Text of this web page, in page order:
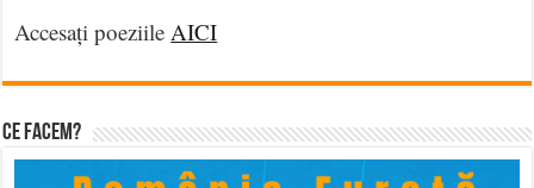
Accesați poeziileAICI
Ce facem?